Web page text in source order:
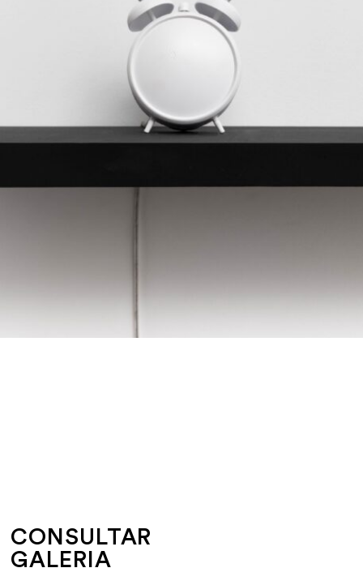
CONSULTAR
GALERIA